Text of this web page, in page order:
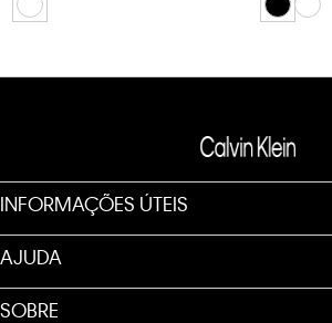
INFORMAÇÕES ÚTEIS
AJUDA
SOBRE